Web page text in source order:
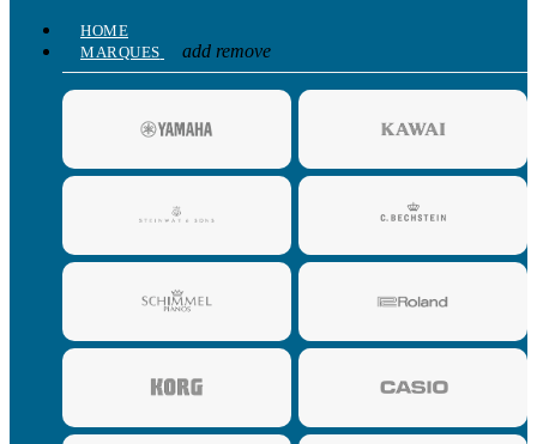
HOME
MARQUES
add remove